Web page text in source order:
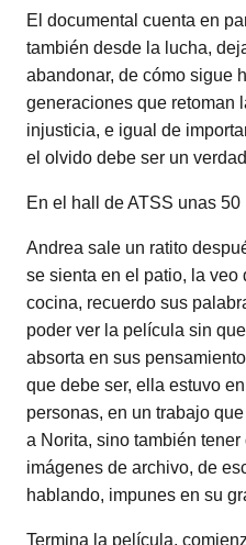
El documental cuenta en
también desde la lucha,
abandonar, de cómo sigue
generaciones que retoman
injusticia, e igual de
el olvido debe ser un
En el hall de ATSS unas
Andrea sale un ratito
se sienta en el patio, la veo
cocina, recuerdo sus
poder ver la película sin
absorta en sus
que debe ser, ella estuvo
personas, en un trabajo
a Norita, sino también
imágenes de archivo, de
hablando, impunes en su
Termina la película,